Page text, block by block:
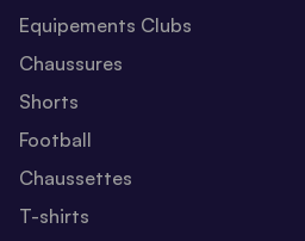
Equipements Clubs
Chaussures
Shorts
Football
Chaussettes
T-shirts